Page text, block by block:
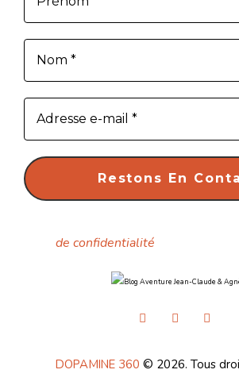
de confidentialité
DOPAMINE 360 © 2026. Tous